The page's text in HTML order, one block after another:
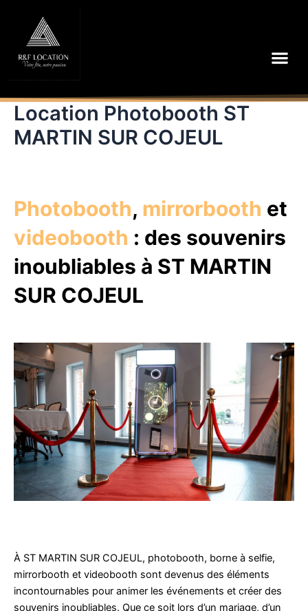
contenu
Location Photobooth ST
MARTIN SUR COJEUL
Photobooth, mirrorbooth et
videobooth : des souvenirs
inoubliables à ST MARTIN
SUR COJEUL
À ST MARTIN SUR COJEUL, photobooth, borne à selfie,
mirrorbooth et videobooth sont devenus des éléments
incontournables pour animer les événements et créer des
souvenirs inoubliables. Que ce soit lors d’un mariage, d’un